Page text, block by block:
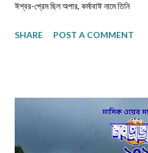
ঈশ্বর-প্রেম ছিল অপার, কর্মাবাঈ
SHARE
POST A COMMENT